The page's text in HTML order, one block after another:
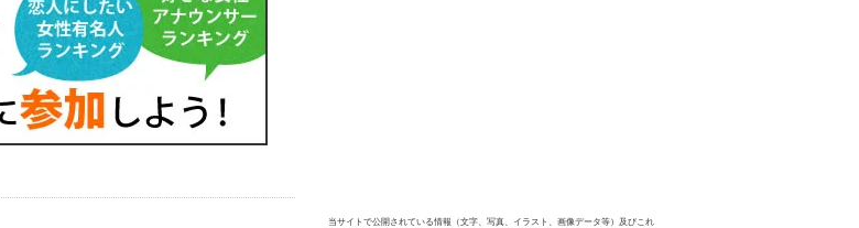
当サイトで公開されている情報（文字、写真、イラスト、画像データ等）及びこれ